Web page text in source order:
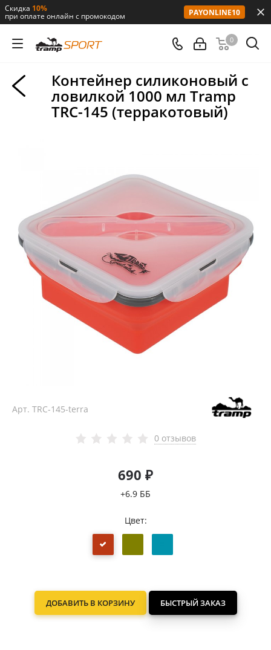
Скидка 10%
при оплате онлайн с промокодом PAYONLINE10
0
Контейнер силиконовый с
ловилкой 1000 мл Tramp
TRC-145 (терракотовый)
Арт. TRC-145-terra
0 отзывов
690 ₽
+6.9 ББ
Цвет:
ДОБАВИТЬ В КОРЗИНУ БЫСТРЫЙ ЗАКАЗ